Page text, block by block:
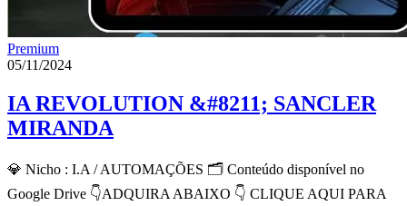
Premium
05/11/2024
IA REVOLUTION &#8211; SANCLER
MIRANDA
💎 Nicho : I.A / AUTOMAÇÕES 🗂 Conteúdo disponível no
Google Drive 👇ADQUIRA ABAIXO 👇 CLIQUE AQUI PARA